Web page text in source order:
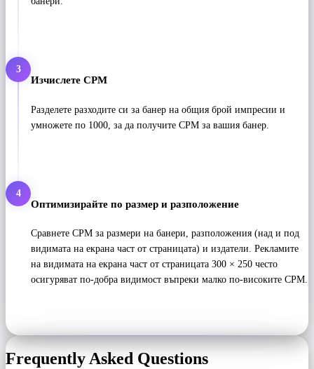
3
Изчислете CPM
Разделете разходите си за банер на общия брой импресии и
умножете по 1000, за да получите CPM за вашия банер.
4
Оптимизирайте по размер и разположение
Сравнете CPM за размери на банери, разположения (над и под
видимата на екрана част от страницата) и издатели. Рекламите
на видимата на екрана част от страницата 300 × 250 често
осигуряват по-добра видимост въпреки малко по-високите CPM.
Frequently Asked Questions